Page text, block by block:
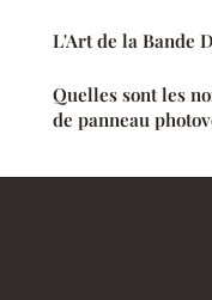
L'Art de la Bande
Quelles sont les
de panneau